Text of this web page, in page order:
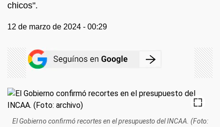
chicos".
12 de marzo de 2024 - 00:29
El Gobierno confirmó recortes en el presupuesto del INCAA. (Foto: